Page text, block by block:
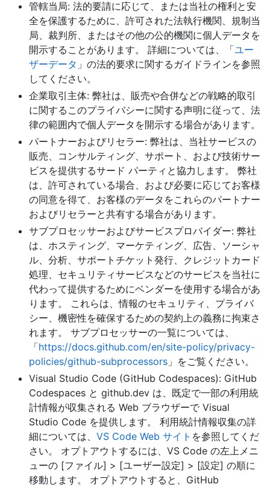
管轄当局: 法的要請に応じて、または当社の権利と安
全を保護するために、許可された法執行機関、規制当
局、裁判所、またはその他の公的機関に個人データを
開示することがあります。 詳細については、「ユー
ザーデータ 」の法的要求に関するガイドラインを参照
してください。
企業取引主体: 弊社は、販売や合併などの戦略的取引
に関するこのプライバシーに関する声明に従って、法
律の範囲内で個人データを開示する場合があります。
パートナーおよびリセラー: 弊社は、当社サービスの
販売、コンサルティング、サポート、および技術サー
ビスを提供するサード パーティと協力します。 弊社
は、許可されている場合、および必要に応じてお客様
の同意を得て、お客様のデータをこれらのパートナー
およびリセラーと共有する場合があります。
サブプロセッサーおよびサービスプロバイダー: 弊社
は、ホスティング、マーケティング、広告、ソーシャ
ル、分析、サポートチケット発行、クレジットカード
処理、セキュリティサービスなどのサービスを当社に
代わって提供するためにベンダーを使用する場合があ
ります。 これらは、情報のセキュリティ、プライバ
シー、機密性を確保するための契約上の義務に拘束さ
れます。 サブプロセッサーの一覧については、
「https://docs.github.com/en/site-policy/privacy-
policies/github-subprocessors 」をご覧ください。
Visual Studio Code (GitHub Codespaces): GitHub
Codespaces と github.dev は、既定で一部の利用統
計情報が収集される Web ブラウザーで Visual
Studio Code を提供します。 利用統計情報収集の詳
細については、 VS Code Web サイト を参照してくだ
さい。 オプトアウトするには、VS Code の左上メニ
ューの [ファイル] > [ユーザー設定] > [設定] の順に
移動します。 オプトアウトすると、GitHub